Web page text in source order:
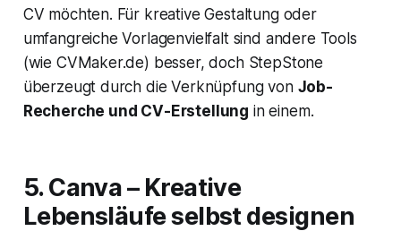
CV möchten. Für kreative Gestaltung oder
umfangreiche Vorlagenvielfalt sind andere Tools
(wie CVMaker.de) besser, doch StepStone
überzeugt durch die Verknüpfung von Job-
Recherche und CV-Erstellung in einem.
5. Canva – Kreative
Lebensläufe selbst designen